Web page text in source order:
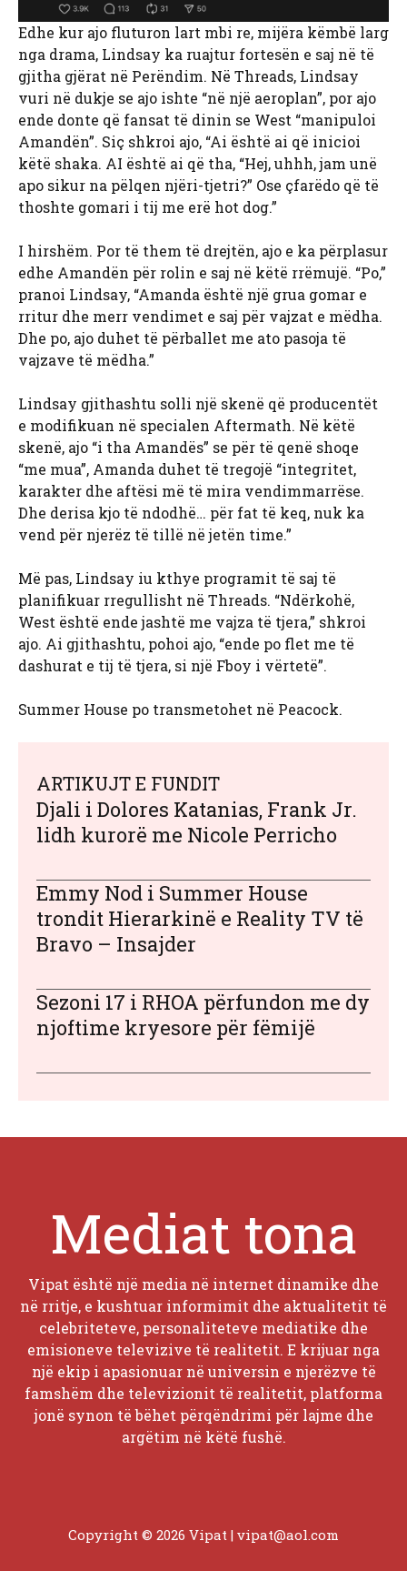
Edhe kur ajo fluturon lart mbi re, mijëra këmbë larg
nga drama, Lindsay ka ruajtur fortesën e saj në të
gjitha gjërat në Perëndim. Në Threads, Lindsay
vuri në dukje se ajo ishte “në një aeroplan”, por ajo
ende donte që fansat të dinin se West “manipuloi
Amandën”. Siç shkroi ajo, “Ai është ai që inicioi
këtë shaka. AI është ai që tha, “Hej, uhhh, jam unë
apo sikur na pëlqen njëri-tjetri?” Ose çfarëdo që të
thoshte gomari i tij me erë hot dog.”
I hirshëm. Por të them të drejtën, ajo e ka përplasur
edhe Amandën për rolin e saj në këtë rrëmujë. “Po,”
pranoi Lindsay, “Amanda është një grua gomar e
rritur dhe merr vendimet e saj për vajzat e mëdha.
Dhe po, ajo duhet të përballet me ato pasoja të
vajzave të mëdha.”
Lindsay gjithashtu solli një skenë që producentët
e modifikuan në specialen Aftermath. Në këtë
skenë, ajo “i tha Amandës” se për të qenë shoqe
“me mua”, Amanda duhet të tregojë “integritet,
karakter dhe aftësi më të mira vendimmarrëse.
Dhe derisa kjo të ndodhë… për fat të keq, nuk ka
vend për njerëz të tillë në jetën time.”
Më pas, Lindsay iu kthye programit të saj të
planifikuar rregullisht në Threads. “Ndërkohë,
West është ende jashtë me vajza të tjera,” shkroi
ajo. Ai gjithashtu, pohoi ajo, “ende po flet me të
dashurat e tij të tjera, si një Fboy i vërtetë”.
Summer House po transmetohet në Peacock.
ARTIKUJT E FUNDIT
Djali i Dolores Katanias, Frank Jr.
lidh kurorë me Nicole Perricho
Emmy Nod i Summer House
trondit Hierarkinë e Reality TV të
Bravo – Insajder
Sezoni 17 i RHOA përfundon me dy
njoftime kryesore për fëmijë
Mediat tona
Vipat është një media në internet dinamike dhe
në rritje, e kushtuar informimit dhe aktualitetit të
celebriteteve, personaliteteve mediatike dhe
emisioneve televizive të realitetit. E krijuar nga
një ekip i apasionuar në universin e njerëzve të
famshëm dhe televizionit të realitetit, platforma
jonë synon të bëhet përqëndrimi për lajme dhe
argëtim në këtë fushë.
Copyright © 2026 Vipat | vipat@aol.com